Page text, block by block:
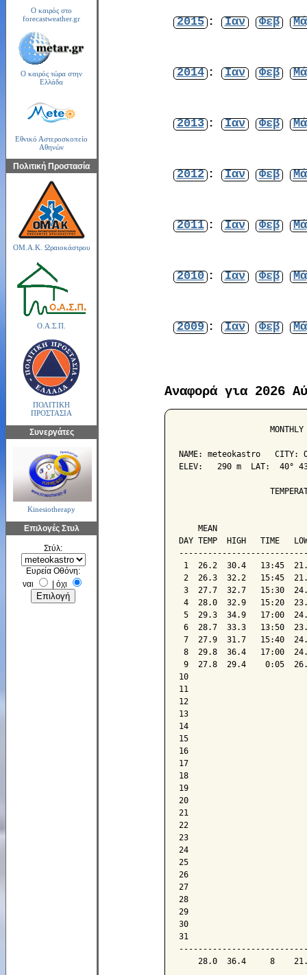
Ο καιρός στο
forecastweather.gr
Ο καιρός τώρα στην
Ελλάδα
Εθνικό Αστεροσκοπείο
Αθηνών
Πολιτική Προστασία
ΟΜ.Α.Κ. Ωραιοκάστρου
Ο.Α.Σ.Π.
ΠΟΛΙΤΙΚΗ
ΠΡΟΣΤΑΣΙΑ
Συνεργάτες
Kinesiotherapy
Επιλογές Στυλ
Στύλ:
Ευρεία Οθόνη:
ναι
όχι
2015 : Ιαν Φεβ
2014 : Ιαν Φεβ
2013 : Ιαν Φεβ
2012 : Ιαν Φεβ
2011 : Ιαν Φεβ
2010 : Ιαν Φεβ
2009 : Ιαν Φεβ
Αναφορά για 2026
NAME: meteokastro   CITY:
ELEV:   290 m  LAT:  40°
MEAN
DAY TEMP  HIGH   TIME
1  26.2  30.4   13:45
2  26.3  32.2   15:45
3  27.7  32.7   15:30
4  28.0  32.9   15:20
5  29.3  34.9   17:00
6  28.7  33.3   13:50
7  27.9  31.7   15:40
8  29.8  36.4   17:00
9  27.8  29.4    0:05
10
11
12
13
14
15
16
17
18
19
20
21
22
23
24
25
26
27
28
29
30
31
28.0  36.4     8